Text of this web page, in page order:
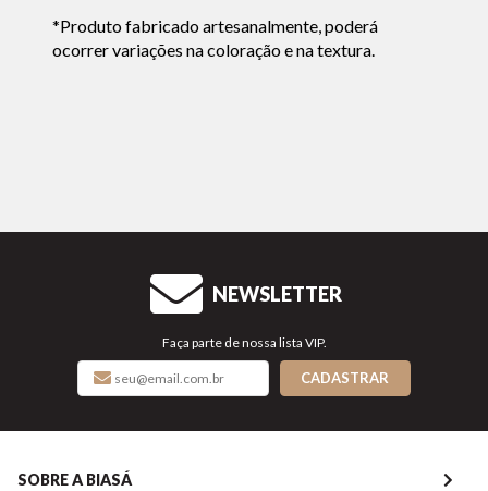
*Produto fabricado artesanalmente, poderá
ocorrer variações na coloração e na textura.
NEWSLETTER
Faça parte de nossa lista VIP.
CADASTRAR
SOBRE A BIASÁ